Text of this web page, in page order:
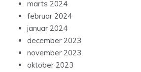
marts 2024
februar 2024
januar 2024
december 2023
november 2023
oktober 2023